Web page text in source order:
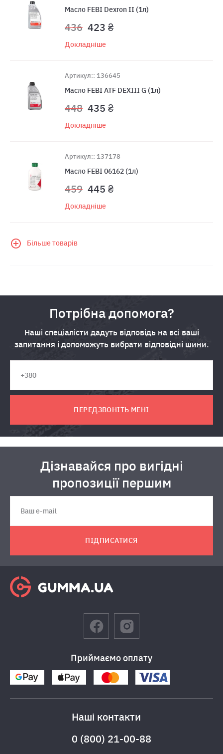
Масло FEBI Dexron II (1л)
436 423 ₴
Докладніше
Артикул:: 136645
Масло FEBI ATF DEXIII G (1л)
448 435 ₴
Докладніше
Артикул:: 137178
Масло FEBI 06162 (1л)
459 445 ₴
Докладніше
Більше товарів
Потрібна допомога?
Наші спеціалісти дадуть відповідь на всі ваші
запитання і допоможуть вибрати відповідні шини.
ПЕРЕДЗВОНІТЬ МЕНІ
Дізнавайся про вигідні
пропозиції першим
ПІДПИСАТИСЯ
Приймаємо оплату
Наші контакти
0 (800) 21-00-88